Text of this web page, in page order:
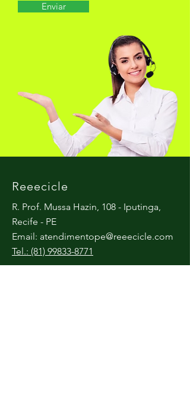
Enviar
Reeecicle
R. Prof. Mussa Hazin, 108 - Iputinga,
Recife - PE
Email: atendimentope@reeecicle.com
Tel.: (81) 99833-8771